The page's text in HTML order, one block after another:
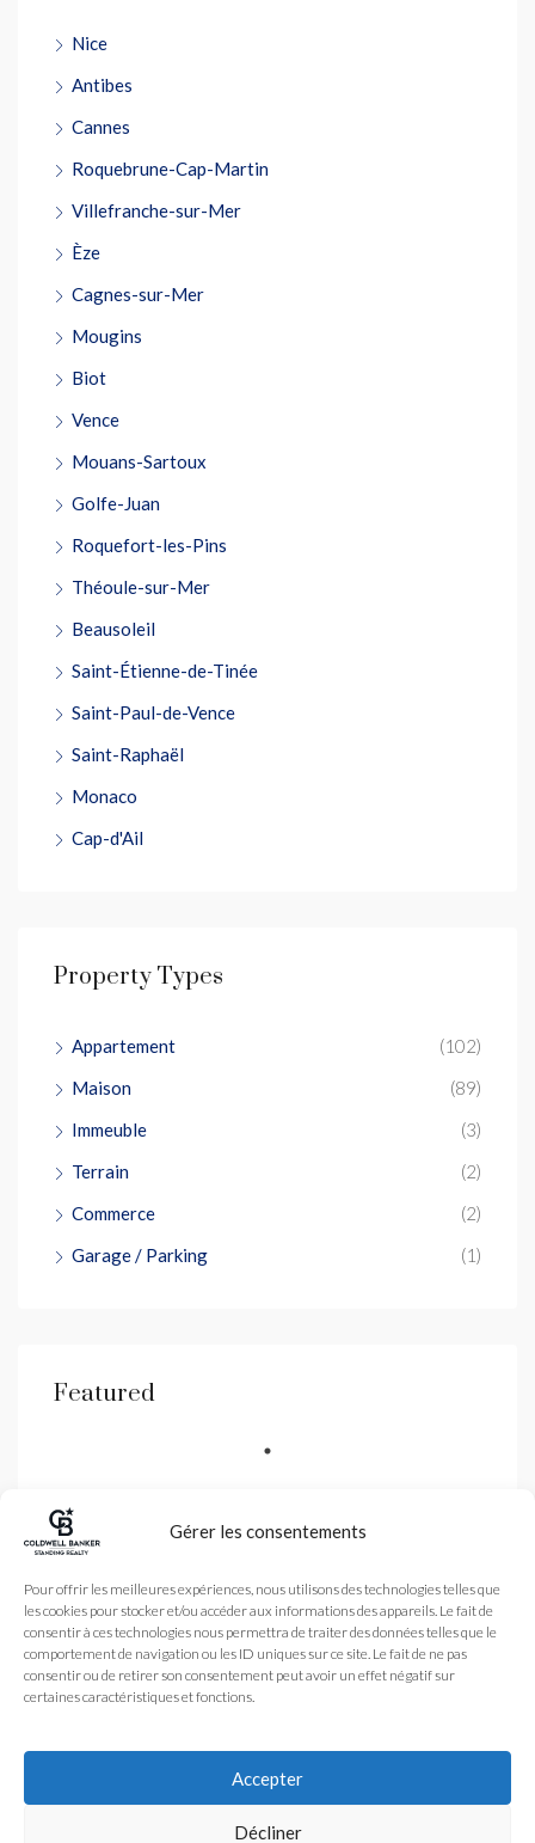
Gérer les consentements
Pour offrir les meilleures expériences, nous utilisons des technologies telles que
les cookies pour stocker et/ou accéder aux informations des appareils. Le fait de
consentir à ces technologies nous permettra de traiter des données telles que le
comportement de navigation ou les ID uniques sur ce site. Le fait de ne pas
consentir ou de retirer son consentement peut avoir un effet négatif sur
certaines caractéristiques et fonctions.
Accepter
Décliner
Nice
Antibes
Cannes
Roquebrune-Cap-Martin
Villefranche-sur-Mer
Èze
Cagnes-sur-Mer
Mougins
Biot
Vence
Mouans-Sartoux
Golfe-Juan
Roquefort-les-Pins
Théoule-sur-Mer
Beausoleil
Saint-Étienne-de-Tinée
Saint-Paul-de-Vence
Saint-Raphaël
Monaco
Cap-d'Ail
Property Types
Appartement
(102)
Maison
(89)
Immeuble
(3)
Terrain
(2)
Commerce
(2)
Garage / Parking
(1)
Featured
L’Agence
Actualité
Coldwell Banker est une
agence immobilière
spécialisé dans la vente
de biens de luxe dans les
Alpes-Maritimes et
Monaco avec une agence
à Nice et Antibes
Plan du site